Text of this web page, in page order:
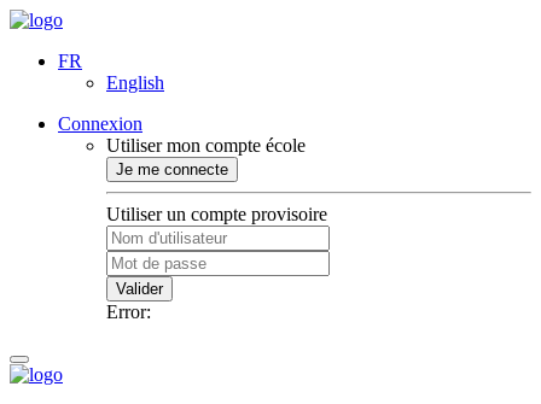
FR
English
Connexion
Utiliser mon compte école
Je me connecte
Utiliser un compte provisoire
Valider
Error: